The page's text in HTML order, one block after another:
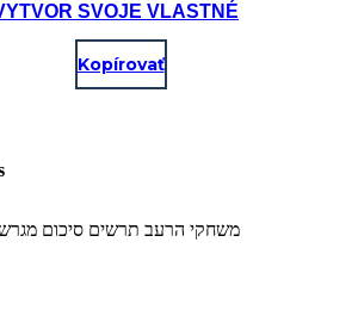
SVOJE VLASTNÉ
Kopírovať
משחקי הרעב תרשים סיכום מגרש